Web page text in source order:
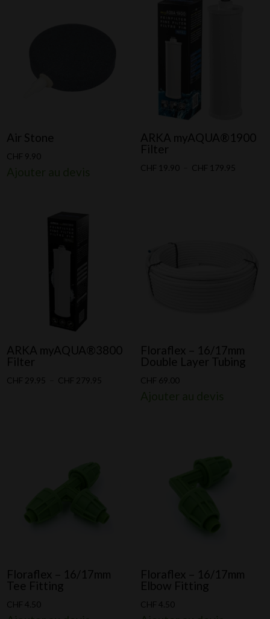
Air Stone
CHF 9.90
ARKA myAQUA®1900
Filter
CHF 19.90 CHF 179.95Plage
ARKA myAQUA®3800
Filter
CHF 29.95 CHF 279.95
Floraflex – 16/17mm
Double Layer Tubing
CHF 69.00
Floraflex – 16/17mm
Tee Fitting
CHF 4.50
Floraflex – 16/17mm
Elbow Fitting
CHF 4.50